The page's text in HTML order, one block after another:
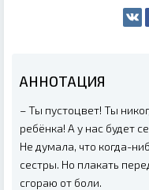
АННОТАЦИЯ
– Ты пустоцвет! Ты
ребёнка! А у нас будет
Не думала, что когда-
сестры. Но плакать
сгораю от боли.